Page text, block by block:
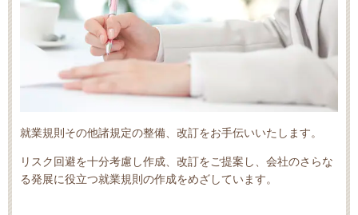
就業規則その他諸規定の整備、改訂をお手伝いいたします。
リスク回避を十分考慮し作成、改訂をご提案し、会社のさらな
る発展に役立つ就業規則の作成をめざしています。